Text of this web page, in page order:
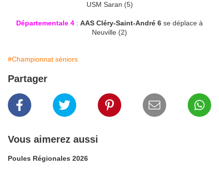
USM Saran (5)
Départementale 4 : AAS Cléry-Saint-André 6 se déplace à
Neuville (2)
#Championnat séniors
Partager
Vous aimerez aussi
Poules Régionales 2026